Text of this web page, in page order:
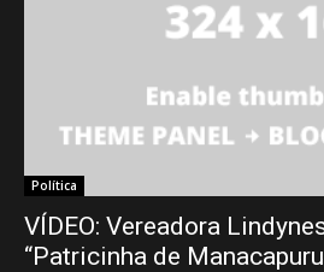
Política
VÍDEO: Vereadora
“Patricinha de